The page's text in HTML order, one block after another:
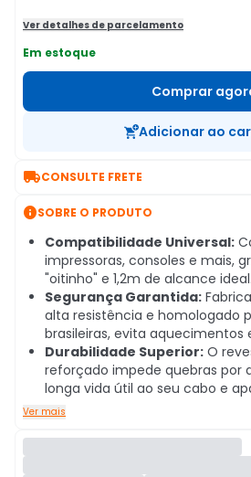
Ver detalhes de parcelamento
Em estoque
Comprar
Adicionar ao
CONSULTE FRETE
SOBRE O PRODUTO
Compatibilidade Universal:
impressoras, consoles e mais,
"oitinho" e 1,2m de alcance ideal.
Segurança Garantida:
alta resistência e homologado
brasileiras, evita aquecimentos
Durabilidade Superior: O
reforçado impede quebras por
longa vida útil ao seu cabo e
Ver mais